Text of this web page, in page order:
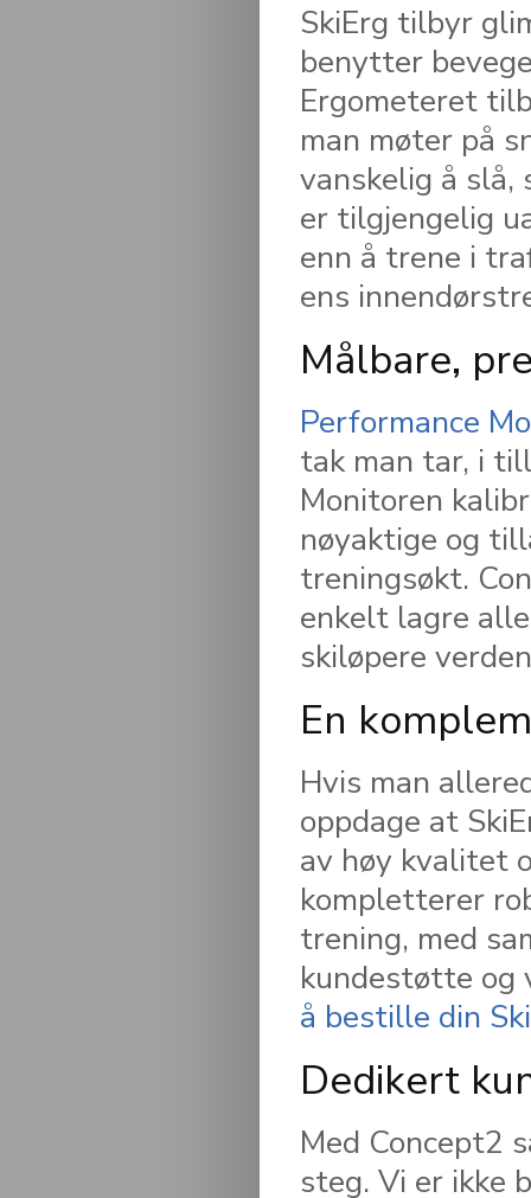
SkiErg tilbyr
benytter
Ergometeret
man møter på
vanskelig å slå,
er tilgjengelig
enn å trene i
ens
Målbare,
Performance
tak man tar, i
Monitoren
nøyaktige og
treningsøkt.
enkelt lagre
skiløpere
En
Hvis man
oppdage at
av høy kvalitet
kompletterer
trening, med
kundestøtte
å bestille din
Dedikert
Med Concept2
steg. Vi er ikke